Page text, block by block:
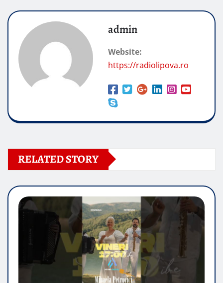
admin
Website:
https://radiolipova.ro
RELATED STORY